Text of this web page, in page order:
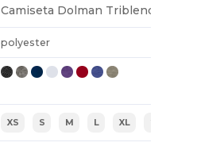
polyester
XS S M L XL